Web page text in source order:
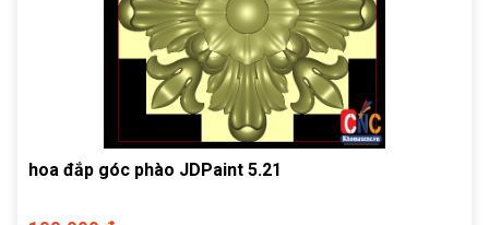
hoa đắp góc phào JDPaint 5.21